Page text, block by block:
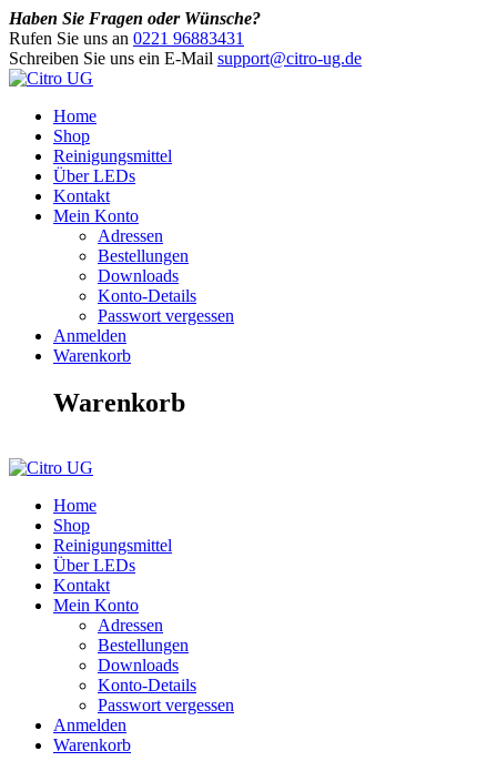
Haben Sie Fragen oder Wünsche?
Rufen Sie uns an 0221 96883431
Schreiben Sie uns ein E-Mail support@citro-ug.de
Home
Shop
Reinigungsmittel
Über LEDs
Kontakt
Mein Konto
Adressen
Bestellungen
Downloads
Konto-Details
Passwort vergessen
Anmelden
Warenkorb
Warenkorb
Home
Shop
Reinigungsmittel
Über LEDs
Kontakt
Mein Konto
Adressen
Bestellungen
Downloads
Konto-Details
Passwort vergessen
Anmelden
Warenkorb